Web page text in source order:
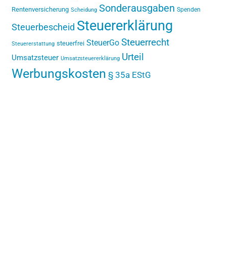
Rentenversicherung Scheidung Sonderausgaben Spenden
Steuerbescheid Steuererklärung
Steuererstattung steuerfrei SteuerGo Steuerrecht
Umsatzsteuer Umsatzsteuererklärung Urteil
Werbungskosten § 35a EStG